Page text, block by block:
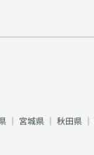
｜ 宮城県 ｜ 秋田県 ｜